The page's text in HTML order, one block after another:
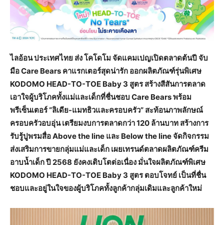
ไลอ้อน ประเทศไทย ส่ง โคโดโม จัดแคมเปญเปิดตลาดต้นปี จับ
มือCare Bears คาแรกเตอร์สุดน่ารัก ออกผลิตภัณฑ์รุ่นพิเศษ
KODOMO HEAD-TO-TOE Baby 3 สูตร สร้างสีสันการตลาด
เอาใจผู้บริโภคทั้งแม่และเด็กที่ชื่นชอบ Care Bears พร้อม
พรีเซ็นเตอร์ “ลิเดีย-แมทธิวและครอบครัว” สะท้อนภาพลักษณ์
ครอบครัวอบอุ่น เตรียมงบการตลาดกว่า 120 ล้านบาท สร้างการ
รับรู้ปูพรมสื่อ Above the line และ Below the line จัดกิจกรรม
ส่งเสริมการขายกลุ่มแม่และเด็ก เผยเทรนด์ตลาดผลิตภัณฑ์ครีม
อาบน้ำเด็ก ปี 2568 ยังคงเติบโตต่อเนื่อง มั่นใจผลิตภัณฑ์พิเศษ
KODOMO HEAD-TO-TOE Baby 3 สูตร ตอบโจทย์ เป็นที่ชื่น
ชอบและอยู่ในใจของผู้บริโภคทั้งลูกค้ากลุ่มเดิมและลูกค้าใหม่